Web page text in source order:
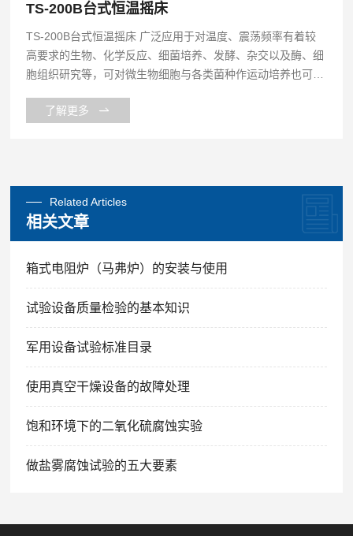
TS-200B台式恒温摇床
TS-200B台式恒温摇床 广泛应用于对温度、震荡频率有着较
高要求的生物、化学反应、细菌培养、发酵、杂交以及酶、细
胞组织研究等，可对微生物细胞与各类菌种作运动培养也可作
应用领域有着广泛而重要的应用。
了解更多
Related Articles
相关文章
箱式电阻炉（马弗炉）的安装与使用
试验设备质量检验的基本知识
军用设备试验标准目录
使用真空干燥设备的故障处理
饱和环境下的二氧化硫腐蚀实验
做盐雾腐蚀试验的五大要素